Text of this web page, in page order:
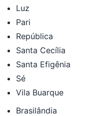
Luz
Pari
República
Santa Cecília
Santa Efigênia
Sé
Vila Buarque
Brasilândia